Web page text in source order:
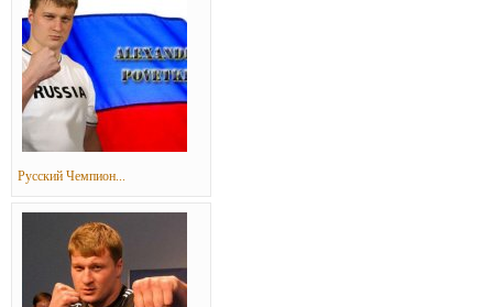
Русский Чемпион...